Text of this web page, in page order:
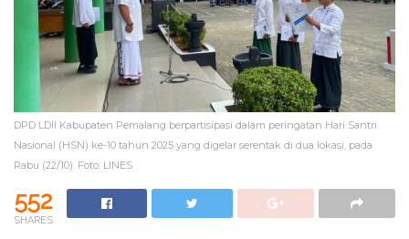
DPD LDII Kabupaten Pemalang berpartisipasi dalam peringatan Hari Santri
Nasional (HSN) ke-10 tahun 2025 yang digelar serentak di dua lokasi, pada
Rabu (22/10). Foto: LINES
552
SHARES